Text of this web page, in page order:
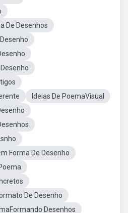
De Desenhos
Ideias De PoemaVisual
Forma De Desenho
De Desenho
Desenhos